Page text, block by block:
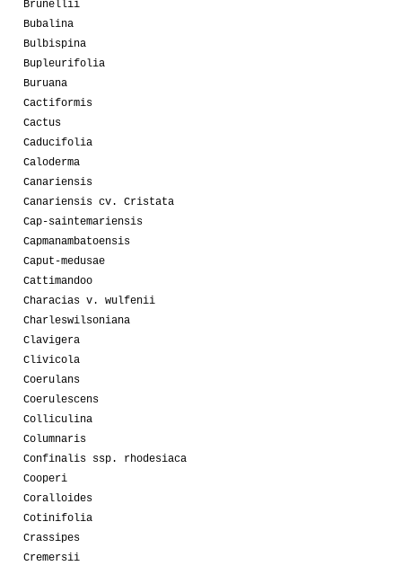
Brunellii
Bubalina
Bulbispina
Bupleurifolia
Buruana
Cactiformis
Cactus
Caducifolia
Caloderma
Canariensis
Canariensis cv. Cristata
Cap-saintemariensis
Capmanambatoensis
Caput-medusae
Cattimandoo
Characias v. wulfenii
Charleswilsoniana
Clavigera
Clivicola
Coerulans
Coerulescens
Colliculina
Columnaris
Confinalis ssp. rhodesiaca
Cooperi
Coralloides
Cotinifolia
Crassipes
Cremersii